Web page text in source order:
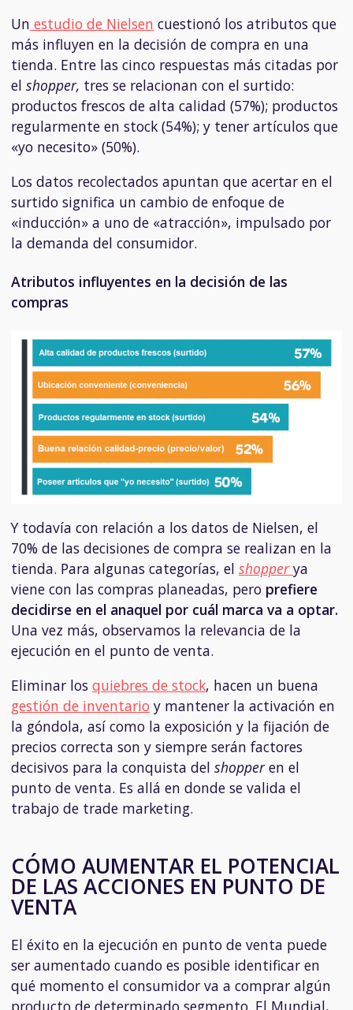
Un estudio de Nielsen cuestionó los atributos que
más influyen en la decisión de compra en una
tienda. Entre las cinco respuestas más citadas por
el shopper, tres se relacionan con el surtido:
productos frescos de alta calidad (57%); productos
regularmente en stock (54%); y tener artículos que
«yo necesito» (50%).
Los datos recolectados apuntan que acertar en el
surtido significa un cambio de enfoque de
«inducción» a uno de «atracción», impulsado por
la demanda del consumidor.
Atributos influyentes en la decisión de las
compras
Y todavía con relación a los datos de Nielsen, el
70% de las decisiones de compra se realizan en la
tienda. Para algunas categorías, el shopperya
viene con las compras planeadas, pero prefiere
decidirse en el anaquel por cuál marca va a optar.
Una vez más, observamos la relevancia de la
ejecución en el punto de venta.
Eliminar los quiebres de stock, hacen un buena
gestión de inventario y mantener la activación en
la góndola, así como la exposición y la fijación de
precios correcta son y siempre serán factores
decisivos para la conquista del shopperen el
punto de venta. Es allá en donde se valida el
trabajo de trade marketing.
CÓMO AUMENTAR EL POTENCIAL
DE LAS ACCIONES EN PUNTO DE
VENTA
El éxito en la ejecución en punto de venta puede
ser aumentado cuando es posible identificar en
qué momento el consumidor va a comprar algún
producto de determinado segmento. El Mundial,